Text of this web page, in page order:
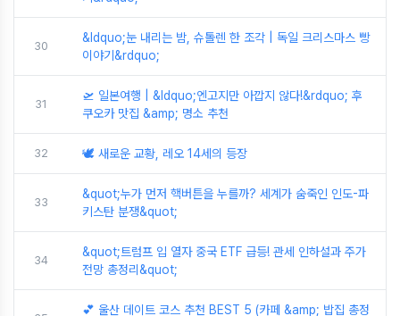
30
&ldquo;눈 내리는 밤, 슈톨렌 한 조각 | 독일 크리스마스 빵
이야기&rdquo;
31
🛫 일본여행 | &ldquo;엔고지만 아깝지 않다!&rdquo; 후
쿠오카 맛집 &amp; 명소 추천
32 🕊️ 새로운 교황, 레오 14세의 등장
33
&quot;누가 먼저 핵버튼을 누를까? 세계가 숨죽인 인도-파
키스탄 분쟁&quot;
34
&quot;트럼프 입 열자 중국 ETF 급등! 관세 인하설과 주가
전망 총정리&quot;
💕 울산 데이트 코스 추천 BEST 5 (카페 &amp; 밥집 총정